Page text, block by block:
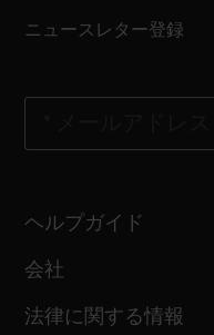
ニュースレター登録
ヘルプガイド
会社
法律に関する情報